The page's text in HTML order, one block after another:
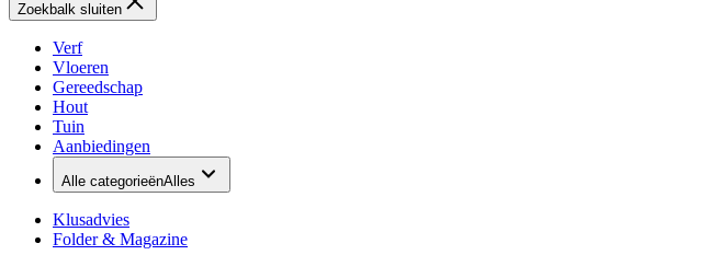
Zoekbalk sluiten
Verf
Vloeren
Gereedschap
Hout
Tuin
Aanbiedingen
Alle categorieënAlles
Klusadvies
Folder & Magazine